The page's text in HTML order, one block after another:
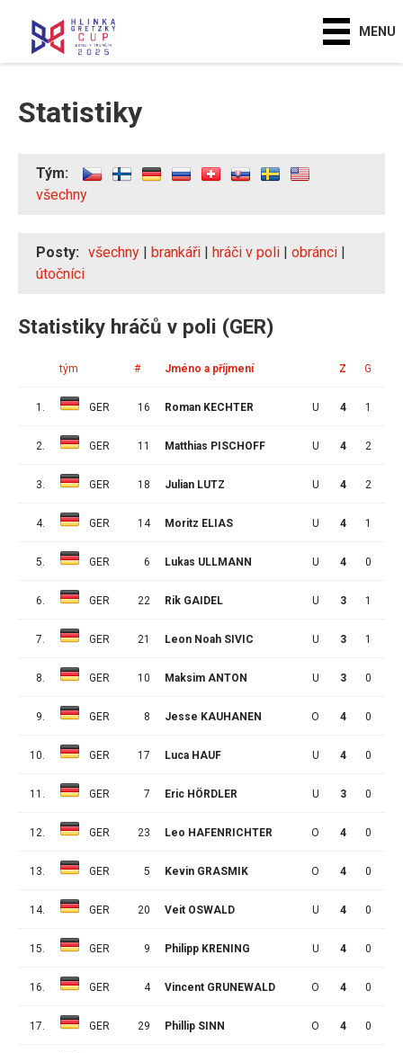
MENU
Statistiky
Tým:
všechny
Posty: všechny | brankáři | hráči v poli | obránci |
útočníci
Statistiky hráčů v poli (GER)
tým # Jméno a příjmení Z G
1. GER 16 Roman KECHTER U 4 1
2. GER 11 Matthias PISCHOFF U 4 2
3. GER 18 Julian LUTZ U 4 2
4. GER 14 Moritz ELIAS U 4 1
5. GER 6 Lukas ULLMANN U 4 0
6. GER 22 Rik GAIDEL U 3 1
7. GER 21 Leon Noah SIVIC U 3 1
8. GER 10 Maksim ANTON U 3 0
9. GER 8 Jesse KAUHANEN O 4 0
10. GER 17 Luca HAUF U 4 0
11. GER 7 Eric HÖRDLER U 3 0
12. GER 23 Leo HAFENRICHTER O 4 0
13. GER 5 Kevin GRASMIK O 4 0
14. GER 20 Veit OSWALD U 4 0
15. GER 9 Philipp KRENING U 4 0
16. GER 4 Vincent GRUNEWALD O 4 0
17. GER 29 Phillip SINN O 4 0